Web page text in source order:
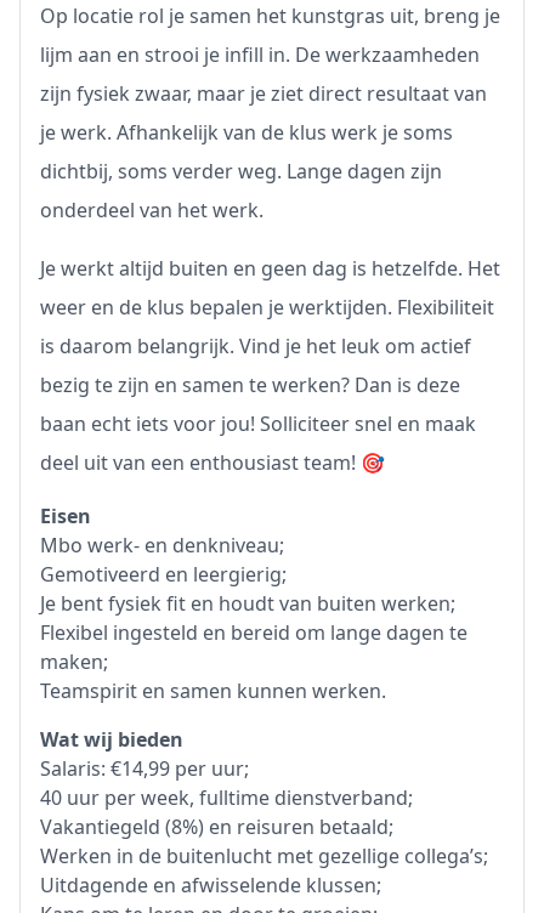
Op locatie rol je samen het kunstgras uit, breng je
lijm aan en strooi je infill in. De werkzaamheden
zijn fysiek zwaar, maar je ziet direct resultaat van
je werk. Afhankelijk van de klus werk je soms
dichtbij, soms verder weg. Lange dagen zijn
onderdeel van het werk.
Je werkt altijd buiten en geen dag is hetzelfde. Het
weer en de klus bepalen je werktijden. Flexibiliteit
is daarom belangrijk. Vind je het leuk om actief
bezig te zijn en samen te werken? Dan is deze
baan echt iets voor jou! Solliciteer snel en maak
deel uit van een enthousiast team! 🎯
Eisen
Mbo werk- en denkniveau;
Gemotiveerd en leergierig;
Je bent fysiek fit en houdt van buiten werken;
Flexibel ingesteld en bereid om lange dagen te
maken;
Teamspirit en samen kunnen werken.
Wat wij bieden
Salaris: €14,99 per uur;
40 uur per week, fulltime dienstverband;
Vakantiegeld (8%) en reisuren betaald;
Werken in de buitenlucht met gezellige collega’s;
Uitdagende en afwisselende klussen;